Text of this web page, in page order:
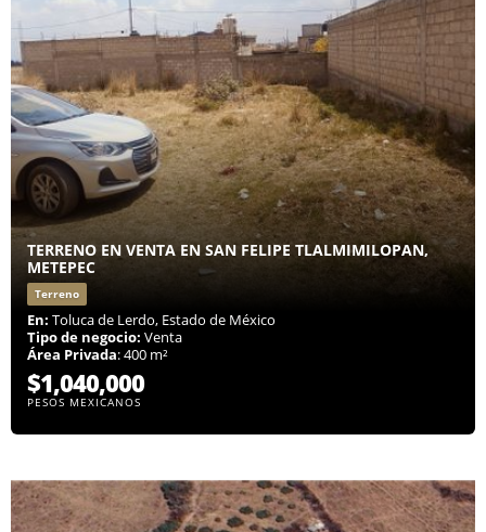
TERRENO EN VENTA EN SAN FELIPE TLALMIMILOPAN,
METEPEC
Terreno
En: Toluca de Lerdo, Estado de México
Tipo de negocio: Venta
Área Privada: 400 m²
$1,040,000
PESOS MEXICANOS